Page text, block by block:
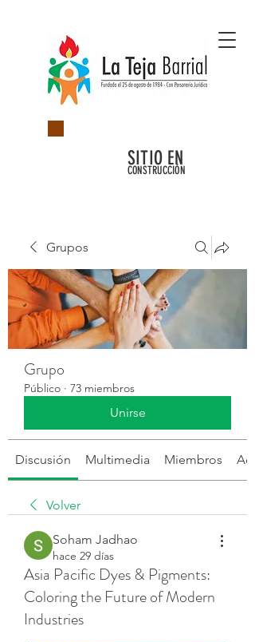
SITIO EN
CONSTRUCCIÓN
Grupos
Grupo
Público · 73 miembros
Unirse
Discusión Multimedia Miembros
Volver
Soham Jadhao
hace 29 días
Asia Pacific Dyes & Pigments:
Coloring the Future of Modern
Industries